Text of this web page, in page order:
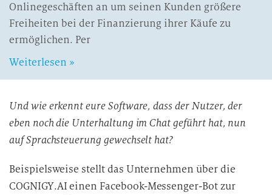
Onlinegeschäften an um seinen Kunden größere
Freiheiten bei der Finanzierung ihrer Käufe zu
ermöglichen. Per
Weiterlesen »
Und wie erkennt eure Software, dass der Nutzer, der
eben noch die Unterhaltung im Chat geführt hat, nun
auf Sprachsteuerung gewechselt hat?
Beispielsweise stellt das Unternehmen über die
COGNIGY.AI einen Facebook-Messenger-Bot zur